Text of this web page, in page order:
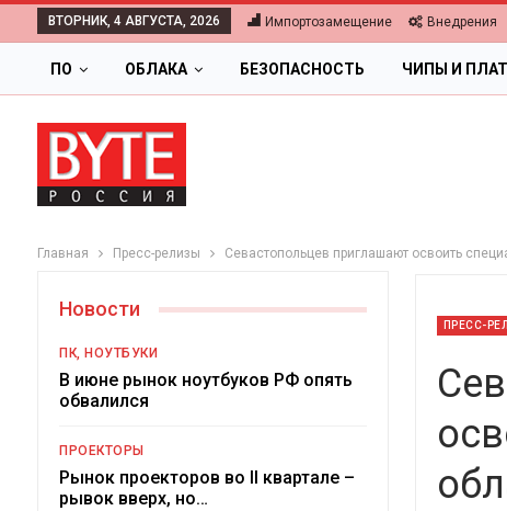
ВТОРНИК, 4 АВГУСТА, 2026 Импортозамещение Внедрения
ПО ОБЛАКА БЕЗОПАСНОСТЬ ЧИПЫ И
Главная Пресс-релизы Севастопольцев приглашают освоить
ПРЕСС-
Новости
ПК, НОУТБУКИ
В июне рынок ноутбуков РФ опять
обвалился
ПРОЕКТОРЫ
Рынок проекторов во II квартале –
рывок вверх, но…